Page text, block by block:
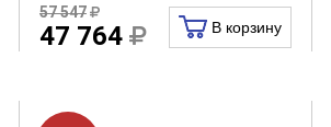
57 547
47 764 В корзину